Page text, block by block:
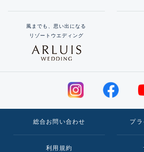
風までも、思い出になる
リゾートウエディング
総合お問い合わせ プ
利用規約